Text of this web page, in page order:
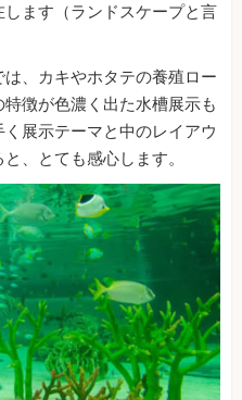
ます（ランドスケープと言
、カキやホタテの養殖ロー
徴が色濃く出た水槽展示も
展示テーマと中のレイアウ
、とても感心します。